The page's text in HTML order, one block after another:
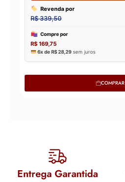
COMPRAR
Entrega Garantida